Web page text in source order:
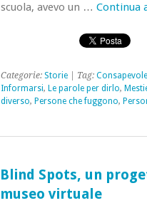
scuola, avevo un … Continua
Categorie: Storie| Tag:
Informarsi, Le parole per dirlo,
diverso, Persone che fuggono,
Blind Spots, un
museo virtuale